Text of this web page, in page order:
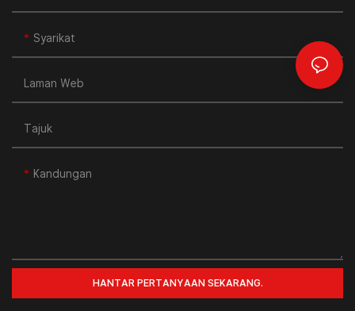
Syarikat
Laman Web
Tajuk
Kandungan
HANTAR PERTANYAAN SEKARANG.